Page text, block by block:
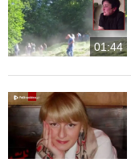
01:44